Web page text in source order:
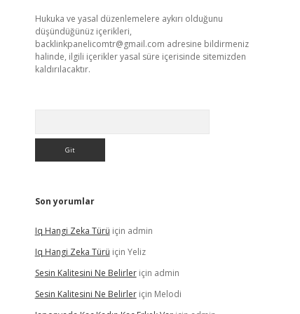
Hukuka ve yasal düzenlemelere aykırı olduğunu
düşündüğünüz içerikleri,
backlinkpanelicomtr@gmail.com adresine bildirmeniz
halinde, ilgili içerikler yasal süre içerisinde sitemizden
kaldırılacaktır.
Son yorumlar
Iq Hangi Zeka Türü için admin
Iq Hangi Zeka Türü için Yeliz
Sesin Kalitesini Ne Belirleriçin admin
Sesin Kalitesini Ne Belirleriçin Melodi